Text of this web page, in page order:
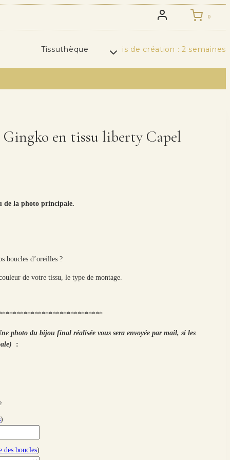
0
Tissuthèque Délais de création : 2 semaines
Gingko en tissu liberty Capel
de la photo principale.
boucles d’oreilles ?
de votre tissu, le type de montage.
photo du bijou final réalisée vous sera envoyée par mail, si les
:
)
des boucles)